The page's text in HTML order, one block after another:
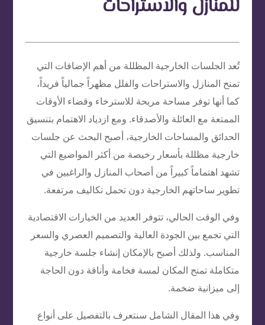
للمنازل والاستراحات
تُعد الجلسات الخارجية المظللة من أهم الإضافات التي
تمنح المنازل والاستراحات والفلل مظهراً جمالياً فريداً،
كما أنها توفر مساحة مريحة للاسترخاء وقضاء الأوقات
الممتعة مع العائلة والأصدقاء. ومع ازدياد الاهتمام بتنسيق
الحدائق والمساحات الخارجية، أصبح البحث عن جلسات
خارجية مظللة بأسعار رخيصة من أكثر المواضيع التي
تشهد اهتماماً كبيراً من أصحاب المنازل والراغبين في
تطوير ساحاتهم الخارجية دون تحمل تكاليف مرتفعة.
وفي الوقت الحالي، تتوفر العديد من الخيارات الاقتصادية
التي تجمع بين الجودة العالية والتصميم العصري والسعر
المناسب. ولذلك أصبح بالإمكان إنشاء جلسة خارجية
متكاملة تمنح المكان لمسة فخامة وأناقة دون الحاجة
إلى ميزانية ضخمة.
وفي هذا المقال الشامل سنتعرف بالتفصيل على أنواع